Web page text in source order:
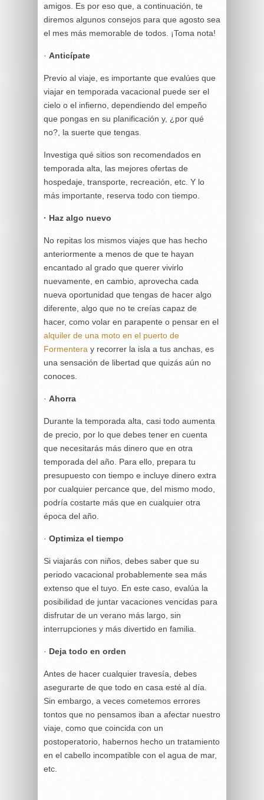
amigos. Es por eso que, a continuación, te
diremos algunos consejos para que agosto sea
el mes más memorable de todos. ¡Toma nota!
· Anticípate
Previo al viaje, es importante que evalúes que
viajar en temporada vacacional puede ser el
cielo o el infierno, dependiendo del empeño
que pongas en su planificación y, ¿por qué
no?, la suerte que tengas.
Investiga qué sitios son recomendados en
temporada alta, las mejores ofertas de
hospedaje, transporte, recreación, etc. Y lo
más importante, reserva todo con tiempo.
· Haz algo nuevo
No repitas los mismos viajes que has hecho
anteriormente a menos de que te hayan
encantado al grado que querer vivirlo
nuevamente, en cambio, aprovecha cada
nueva oportunidad que tengas de hacer algo
diferente, algo que no te creías capaz de
hacer, como volar en parapente o pensar en el
alquiler de una moto en el puerto de
Formentera y recorrer la isla a tus anchas, es
una sensación de libertad que quizás aún no
conoces.
· Ahorra
Durante la temporada alta, casi todo aumenta
de precio, por lo que debes tener en cuenta
que necesitarás más dinero que en otra
temporada del año. Para ello, prepara tu
presupuesto con tiempo e incluye dinero extra
por cualquier percance que, del mismo modo,
podría costarte más que en cualquier otra
época del año.
· Optimiza el tiempo
Si viajarás con niños, debes saber que su
periodo vacacional probablemente sea más
extenso que el tuyo. En este caso, evalúa la
posibilidad de juntar vacaciones vencidas para
disfrutar de un verano más largo, sin
interrupciones y más divertido en familia.
· Deja todo en orden
Antes de hacer cualquier travesía, debes
asegurarte de que todo en casa esté al día.
Sin embargo, a veces cometemos errores
tontos que no pensamos iban a afectar nuestro
viaje, como que coincida con un
postoperatorio, habernos hecho un tratamiento
en el cabello incompatible con el agua de mar,
etc.